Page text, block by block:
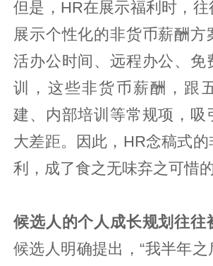
但是，HR在展示福利时，往
展示个性化的非货币薪酬方
活办公时间、远程办公、免
训，这些非货币薪酬，跟
建、内部培训等常规项，吸
大差距。因此，HR念稿式
利，成了食之无味弃之可惜的
候选人的个人成长规划往往
候选人明确提出，“我半年